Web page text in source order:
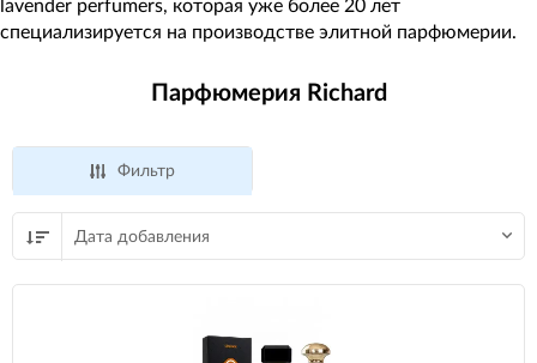
lavender perfumers, которая уже более 20 лет
специализируется на производстве элитной парфюмерии.
Парфюмерия Richard
Фильтр
Дата добавления